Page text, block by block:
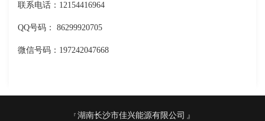
联系电话：12154416964
QQ号码： 86299920705
微信号码：197242047668
湖南长沙市佳兴能源有限公司